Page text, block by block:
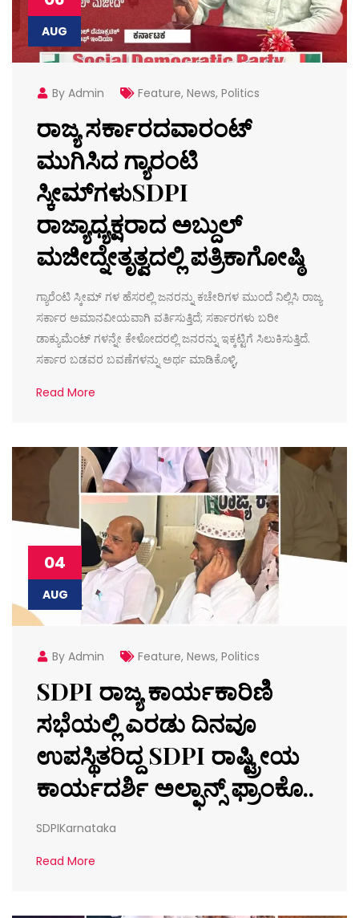
AUG
By Admin Feature, News, Politics
ರಾಜ್ಯ ಸರ್ಕಾರದವಾರಂಟ್
ಮುಗಿಸಿದ ಗ್ಯಾರಂಟಿ
ಸ್ಕೀಮ್‌ಗಳುSDPI
ರಾಜ್ಯಾಧ್ಯಕ್ಷರಾದ ಅಬ್ದುಲ್
ಮಜೀದ್ನೇತೃತ್ವದಲ್ಲಿ ಪತ್ರಿಕಾಗೋಷ್ಠಿ
ಗ್ಯಾರೆಂಟಿ ಸ್ಕೀಮ್‌ ಗಳ ಹೆಸರಲ್ಲಿ ಜನರನ್ನು ಕಚೇರಿಗಳ ಮುಂದೆ ನಿಲ್ಲಿಸಿ ರಾಜ್ಯ
ಸರ್ಕಾರ ಅಮಾನವೀಯವಾಗಿ ವರ್ತಿಸುತ್ತಿದೆ; ಸರ್ಕಾರಗಳು ಬರೀ
ಡಾಕ್ಯುಮೆಂಟ್ ಗಳನ್ನೇ ಕೇಳೋದರಲ್ಲಿ ಜನರನ್ನು ಇಕ್ಕಟ್ಟಿಗೆ ಸಿಲುಕಿಸುತ್ತಿದೆ.
ಸರ್ಕಾರ ಬಡವರ ಬವಣೆಗಳನ್ನು ಅರ್ಥ ಮಾಡಿಕೊಳ್ಳಿ,
Read More
04
AUG
By Admin Feature, News, Politics
SDPI ರಾಜ್ಯ ಕಾರ್ಯಕಾರಿಣಿ
ಸಭೆಯಲ್ಲಿ ಎರಡು ದಿನವೂ
ಉಪಸ್ಥಿತರಿದ್ದ SDPI ರಾಷ್ಟ್ರೀಯ
ಕಾರ್ಯದರ್ಶಿ ಅಲ್ಫಾನ್ಸ್ ಫ್ರಾಂಕೊ..
SDPIKarnataka
Read More